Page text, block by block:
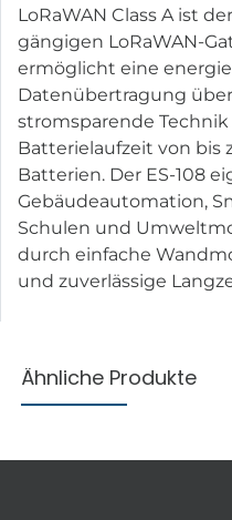
LoRaWAN Class A ist
gängigen LoRaWAN-
ermöglicht eine
Datenübertragung
stromsparende
Batterielaufzeit von bis
Batterien. Der ES-108
Gebäudeautomation,
Schulen und
durch einfache
und zuverlässige
Ähnliche Produkte